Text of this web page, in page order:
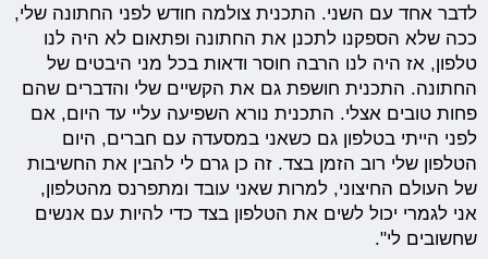
לדבר אחד עם השני. התכנית צולמה חודש לפני החתונה שלי,
ככה שלא הספקנו לתכנן את החתונה ופתאום לא היה לנו
טלפון, אז היה לנו הרבה חוסר ודאות בכל מני היבטים של
החתונה. התכנית חושפת גם את הקשיים שלי והדברים שהם
פחות טובים אצלי. התכנית נורא השפיעה עליי עד היום, אם
לפני הייתי בטלפון גם כשאני במסעדה עם חברים, היום
הטלפון שלי רוב הזמן בצד. זה כן גרם לי להבין את החשיבות
של העולם החיצוני, למרות שאני עובד ומתפרנס מהטלפון,
אני לגמרי יכול לשים את הטלפון בצד כדי להיות עם אנשים
שחשובים לי".